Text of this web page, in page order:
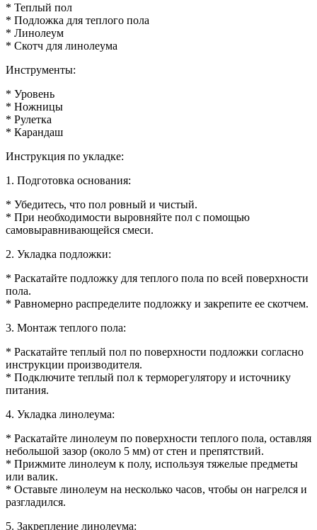
* Теплый пол
* Подложка для теплого пола
* Линолеум
* Скотч для линолеума
Инструменты:
* Уровень
* Ножницы
* Рулетка
* Карандаш
Инструкция по укладке:
1. Подготовка основания:
* Убедитесь, что пол ровный и чистый.
* При необходимости выровняйте пол с помощью
самовыравнивающейся смеси.
2. Укладка подложки:
* Раскатайте подложку для теплого пола по всей поверхности
пола.
* Равномерно распределите подложку и закрепите ее скотчем.
3. Монтаж теплого пола:
* Раскатайте теплый пол по поверхности подложки согласно
инструкции производителя.
* Подключите теплый пол к терморегулятору и источнику
питания.
4. Укладка линолеума:
* Раскатайте линолеум по поверхности теплого пола, оставляя
небольшой зазор (около 5 мм) от стен и препятствий.
* Прижмите линолеум к полу, используя тяжелые предметы
или валик.
* Оставьте линолеум на несколько часов, чтобы он нагрелся и
разгладился.
5. Закрепление линолеума: